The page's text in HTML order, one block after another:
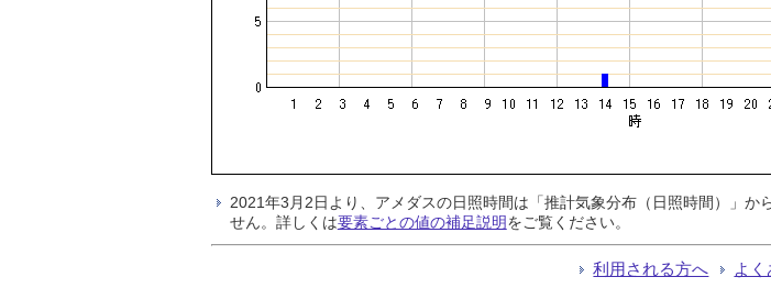
2021年3月2日より、アメダスの日照時間は「推計気象分布（日照時間）」
せん。詳しくは要素ごとの値の補足説明をご覧ください。
利用される方へ よく